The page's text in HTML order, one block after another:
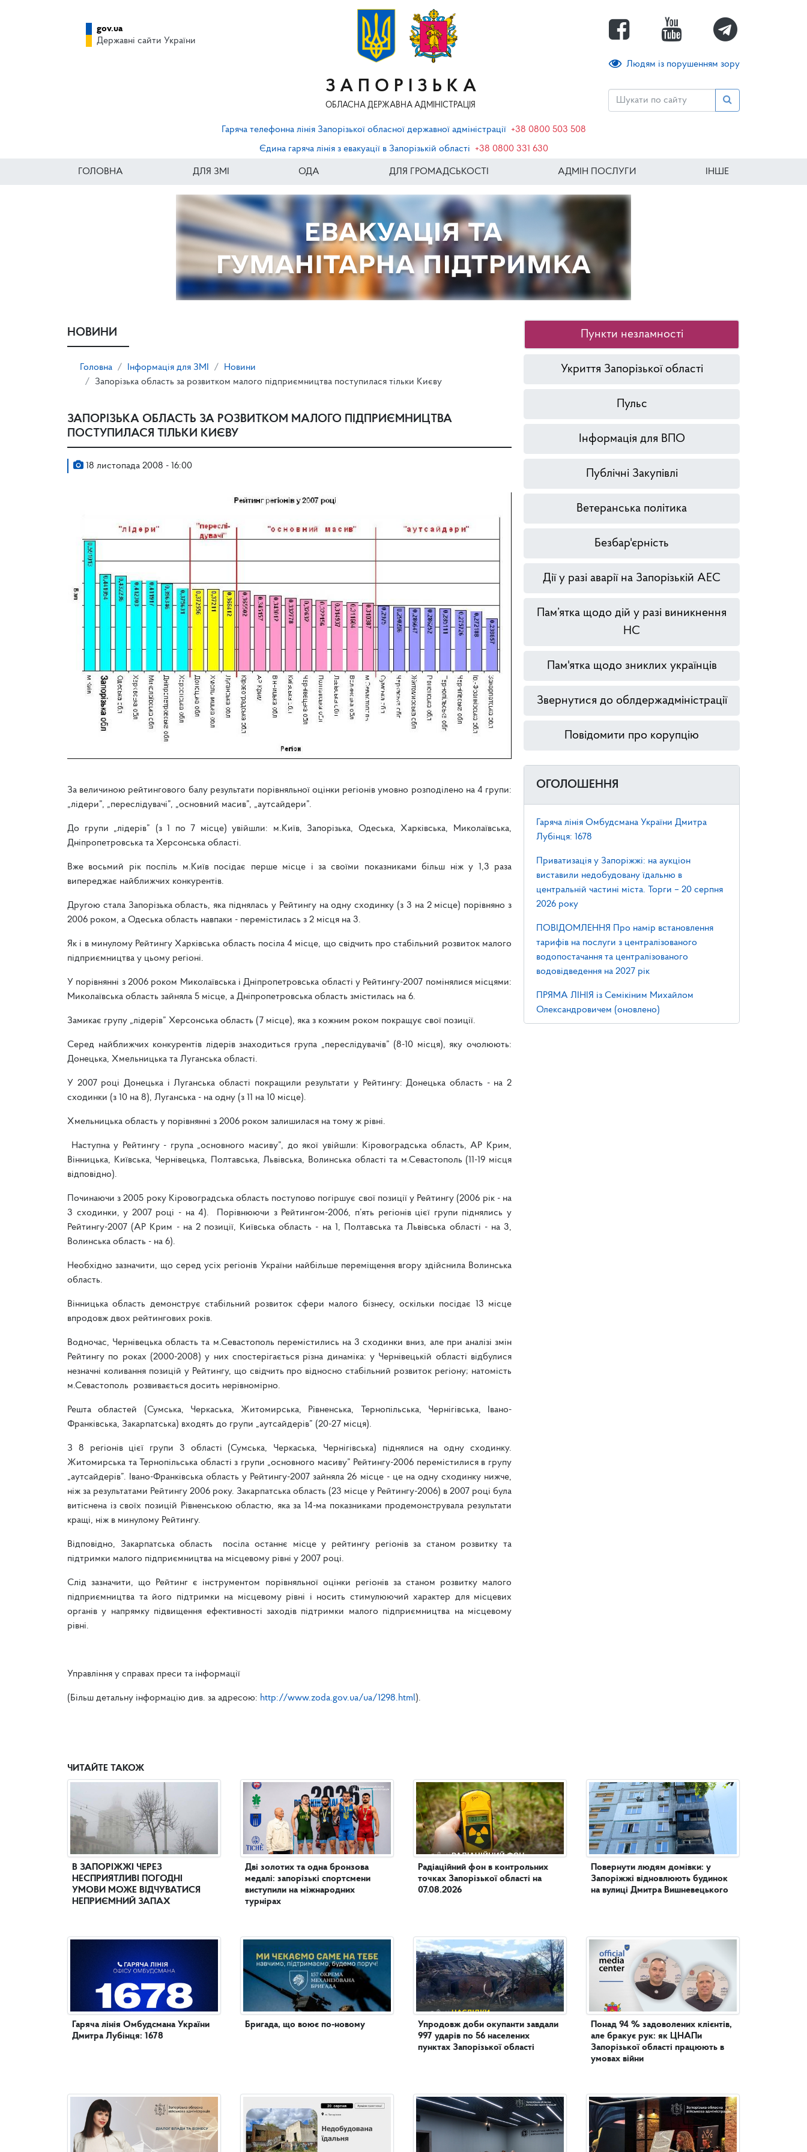
ЗАПОРІЗЬКА
ОБЛАСНА ДЕРЖАВНА АДМІНІСТРАЦІЯ
Людям із порушенням зору
gov.ua
Державні сайти України
Гаряча телефонна лінія Запорізької обласної державної адміністрації +38 0800 503 508
Єдина гаряча лінія з евакуації в Запорізькій області
+38 0800 331 630
ГОЛОВНА ДЛЯ ЗМІ ОДА ДЛЯ ГРОМАДСЬКОСТІ АДМІН ПОСЛУГИ ІНШЕ
НОВИНИ
Головна Інформація для ЗМІ
Новини
Запорізька область за розвитком малого підприємництва поступилася тільки Києву
ЗАПОРІЗЬКА ОБЛАСТЬ ЗА РОЗВИТКОМ МАЛОГО ПІДПРИЄМНИЦТВА
ПОСТУПИЛАСЯ ТІЛЬКИ КИЄВУ
18 листопада 2008 - 16:00
За величиною рейтингового балу результати порівняльної оцінки регіонів умовно розподілено на 4 групи:
„лідери”, „переслідувачі”, „основний масив”, „аутсайдери”.
До групи „лідерів” (з 1 по 7 місце) увійшли: м.Київ, Запорізька, Одеська, Харківська, Миколаївська,
Дніпропетровська та Херсонська області.
Вже восьмий рік поспіль м.Київ посідає перше місце і за своїми показниками більш ніж у 1,3 раза
випереджає найближчих конкурентів.
Другою стала Запорізька область, яка піднялась у Рейтингу на одну сходинку (з 3 на 2 місце) порівняно з
2006 роком, а Одеська область навпаки - перемістилась з 2 місця на 3.
Як і в минулому Рейтингу Харківська область посіла 4 місце, що свідчить про стабільний розвиток малого
підприємництва у цьому регіоні.
У порівнянні з 2006 роком Миколаївська і Дніпропетровська області у Рейтингу-2007 помінялися місцями:
Миколаївська область зайняла 5 місце, а Дніпропетровська область змістилась на 6.
Замикає групу „лідерів” Херсонська область (7 місце), яка з кожним роком покращує свої позиції.
Серед найближчих конкурентів лідерів знаходиться група „переслідувачів” (8-10 місця), яку очолюють:
Донецька, Хмельницька та Луганська області.
У 2007 році Донецька і Луганська області покращили результати у Рейтингу: Донецька область - на 2
сходинки (з 10 на 8), Луганська - на одну (з 11 на 10 місце).
Хмельницька область у порівнянні з 2006 роком залишилася на тому ж рівні.
Наступна у Рейтингу - група „основного масиву”, до якої увійшли: Кіровоградська область, АР Крим,
Вінницька, Київська, Чернівецька, Полтавська, Львівська, Волинська області та м.Севастополь (11-19 місця
відповідно).
Починаючи з 2005 року Кіровоградська область поступово погіршує свої позиції у Рейтингу (2006 рік - на
3 сходинки, у 2007 році - на 4). Порівнюючи з Рейтингом-2006, п’ять регіонів цієї групи піднялись у
Рейтингу-2007 (АР Крим - на 2 позиції, Київська область - на 1, Полтавська та Львівська області - на 3,
Волинська область - на 6).
Необхідно зазначити, що серед усіх регіонів України найбільше переміщення вгору здійснила Волинська
область.
Вінницька область демонструє стабільний розвиток сфери малого бізнесу, оскільки посідає 13 місце
впродовж двох рейтингових років.
Водночас, Чернівецька область та м.Севастополь перемістились на 3 сходинки вниз, але при аналізі змін
Рейтингу по роках (2000-2008) у них спостерігається різна динаміка: у Чернівецькій області відбулися
незначні коливання позицій у Рейтингу, що свідчить про відносно стабільний розвиток регіону; натомість
м.Севастополь розвивається досить нерівномірно.
Решта областей (Сумська, Черкаська, Житомирська, Рівненська, Тернопільська, Чернігівська, Івано-
Франківська, Закарпатська) входять до групи „аутсайдерів” (20-27 місця).
З 8 регіонів цієї групи 3 області (Сумська, Черкаська, Чернігівська) піднялися на одну сходинку.
Житомирська та Тернопільська області з групи „основного масиву” Рейтингу-2006 перемістилися в групу
„аутсайдерів”. Івано-Франківська область у Рейтингу-2007 зайняла 26 місце - це на одну сходинку нижче,
ніж за результатами Рейтингу 2006 року. Закарпатська область (23 місце у Рейтингу-2006) в 2007 році була
витіснена із своїх позицій Рівненською областю, яка за 14-ма показниками продемонструвала результати
кращі, ніж в минулому Рейтингу.
Відповідно, Закарпатська область посіла останнє місце у рейтингу регіонів за станом розвитку та
підтримки малого підприємництва на місцевому рівні у 2007 році.
Слід зазначити, що Рейтинг є інструментом порівняльної оцінки регіонів за станом розвитку малого
підприємництва та його підтримки на місцевому рівні і носить стимулюючий характер для місцевих
органів у напрямку підвищення ефективності заходів підтримки малого підприємництва на місцевому
рівні.
Управління у справах преси та інформації
(Більш детальну інформацію див. за адресою: http://www.zoda.gov.ua/ua/1298.html).
Пункти незламності
Укриття Запорізької області
Пульс
Інформація для ВПО
Публічні Закупівлі
Ветеранська політика
Безбар'єрність
Дії у разі аварії на Запорізькій АЕС
Пам’ятка щодо дій у разі виникнення
НС
Пам'ятка щодо зниклих українців
Звернутися до облдержадміністрації
Повідомити про корупцію
ОГОЛОШЕННЯ
Гаряча лінія Омбудсмана України Дмитра
Лубінця: 1678
Приватизація у Запоріжжі: на аукціон
виставили недобудовану їдальню в
центральній частині міста. Торги – 20 серпня
2026 року
ПОВІДОМЛЕННЯ Про намір встановлення
тарифів на послуги з централізованого
водопостачання та централізованого
водовідведення на 2027 рік
ПРЯМА ЛІНІЯ із Семікіним Михайлом
Олександровичем (оновлено)
ЧИТАЙТЕ ТАКОЖ
В ЗАПОРІЖЖІ ЧЕРЕЗ
НЕСПРИЯТЛИВІ ПОГОДНІ
УМОВИ МОЖЕ ВІДЧУВАТИСЯ
НЕПРИЄМНИЙ ЗАПАХ
Гаряча лінія Омбудсмана України
Дмитра Лубінця: 1678
Дві золотих та одна бронзова
медалі: запорізькі спортсмени
виступили на міжнародних
турнірах
Бригада, що воює по-новому
Радіаційний фон в контрольних
точках Запорізької області на
07.08.2026
Упродовж доби окупанти завдали
997 ударів по 56 населених
пунктах Запорізької області
Повернути людям домівки: у
Запоріжжі відновлюють будинок
на вулиці Дмитра Вишневецького
Понад 94 % задоволених клієнтів,
але бракує рук: як ЦНАПи
Запорізької області працюють в
умовах війни